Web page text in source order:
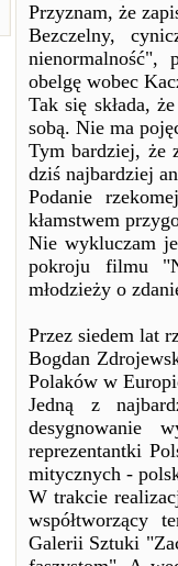
Przyznam, że
Bezczelny,
nienormalność",
obelgę wobec
Tak się składa,
sobą. Nie ma
Tym bardziej, że
dziś najbardziej
Podanie
kłamstwem
Nie wykluczam
pokroju filmu
młodzieży o
Przez siedem lat
Bogdan
Polaków w
Jedną z
desygnowanie
reprezentantki
mitycznych -
W trakcie
współtworzący
Galerii Sztuki